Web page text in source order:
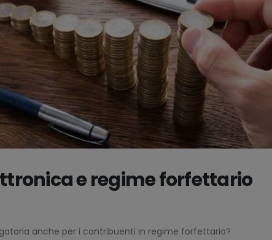
e regime forfettario
anche per i contribuenti in regime forfettario?